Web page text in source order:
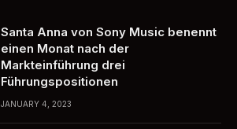
Santa Anna von Sony Music benennt
einen Monat nach der
Markteinführung drei
Führungspositionen
JANUARY 4, 2023